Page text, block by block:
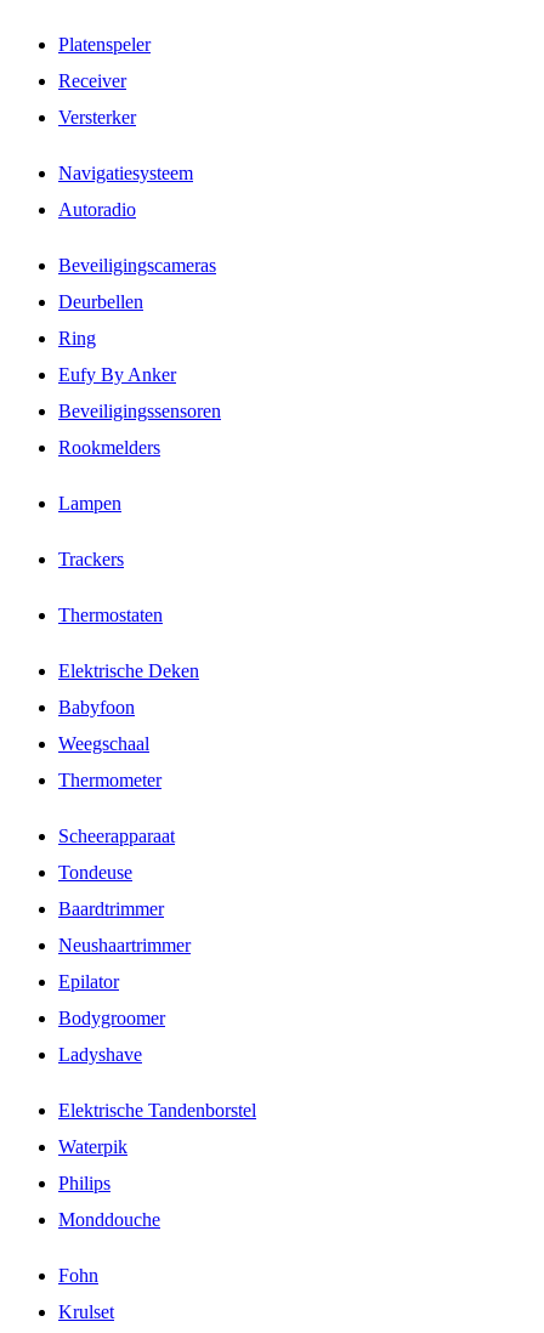
Platenspeler
Receiver
Versterker
Navigatiesysteem
Autoradio
Beveiligingscameras
Deurbellen
Ring
Eufy By Anker
Beveiligingssensoren
Rookmelders
Lampen
Trackers
Thermostaten
Elektrische Deken
Babyfoon
Weegschaal
Thermometer
Scheerapparaat
Tondeuse
Baardtrimmer
Neushaartrimmer
Epilator
Bodygroomer
Ladyshave
Elektrische Tandenborstel
Waterpik
Philips
Monddouche
Fohn
Krulset